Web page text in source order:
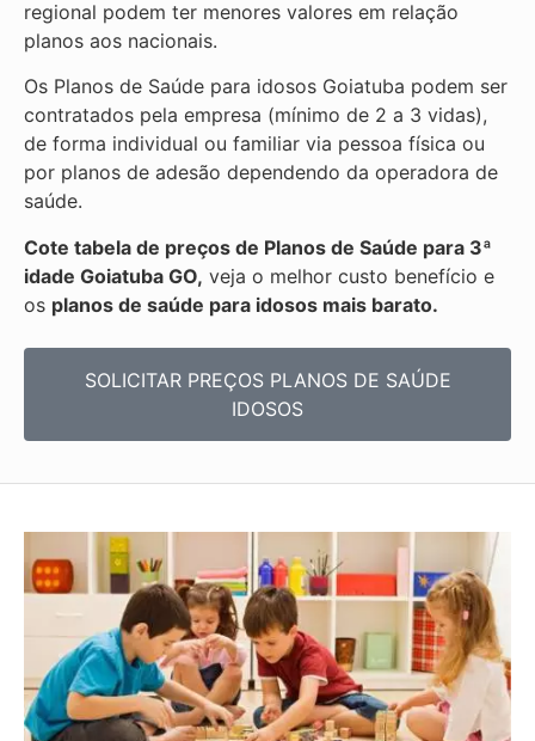
regional podem ter menores valores em relação
planos aos nacionais.
Os Planos de Saúde para idosos Goiatuba podem ser
contratados pela empresa (mínimo de 2 a 3 vidas),
de forma individual ou familiar via pessoa física ou
por planos de adesão dependendo da operadora de
saúde.
Cote tabela de preços de Planos de Saúde para 3ª
idade Goiatuba GO, veja o melhor custo benefício e
os planos de saúde para idosos mais barato.
SOLICITAR PREÇOS PLANOS DE SAÚDE
IDOSOS